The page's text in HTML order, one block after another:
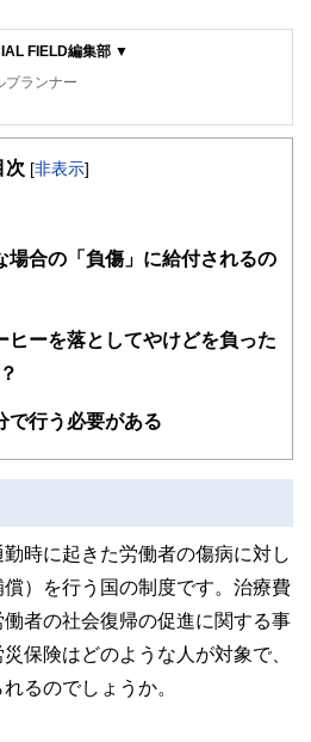
FIELD編集部 ▼
プランナー
部は、金融、経済に関する記事を、日々
理解できるようわかりやすく発信していま
や暮らし」に関する書籍・雑誌の編集経
画立案から記事掲載まですべての工程に
徴は、ファイナンシャルプランナー、弁
ランナー、公認会計士、社会保険労務
格者を執筆者・監修者として迎え、むず
信している点です。
験豊富なメンバーと金融や経済に精通した
よる執筆体制を築くことで、内容のわかり
のこと、読み応えのあるコンテンツと確か
しています。
より良い生活のアイデアを提供するお金の
目指します。
次 [非表示]
場合の「負傷」に給付されるの
ヒーを落としてやけどを負った
で行う必要がある
時に起きた労働者の傷病に対し
）を行う国の制度です。治療費
者の社会復帰の促進に関する事
保険はどのような人が対象で、
るのでしょうか。